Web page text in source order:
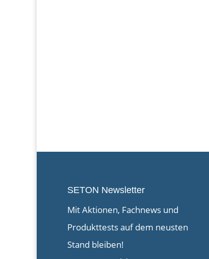
SETON Newsletter
Mit Aktionen, Fachnews und
Produkttests auf dem neusten
Stand bleiben!